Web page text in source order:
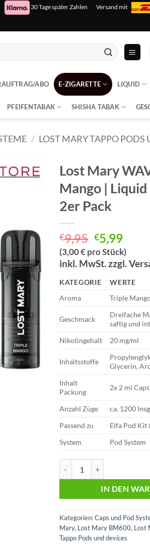
30 Tage später Zahlen Versand mit
ABO E-ZIGARETTE LIQUID
PFEIFENTABAK SHISHA TABAK
/ LOST MARY TAPPO PODS
Lost Mary
Mango |
2er Pack
€9,95
Preis
war:
€5,99
Preis
ist:
(3,00 € pro Stück)
inkl. MwSt. zzgl.
KATEGORIE
WERTE
Aroma
Triple
Geschmack
Dreifache
saftig und
Nikotingehalt
20 mg/ml
Inhaltsstoffe
Glycerin,
Inhalt
Packung
2x 2 ml Caps
Anzahl Züge
ca. 1200
Passend zu
Elfa Pod Kit
System
Pod System
IN DEN
Kategorien:Caps und Pod
Mary, Lost Mary BM600, Lost
Tappo Pods und devices